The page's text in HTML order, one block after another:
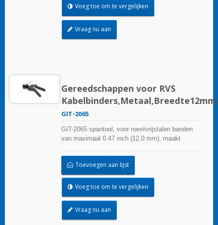
antislip, gevoerde handgrepen voor comfort en
Voeg toe om te vergelijken
Vraag nu aan
Gereedschappen voor RVS
GIT-2065
GIT-2065 spantool, voor roestvrijstalen banden
van maximaal 0.47 inch (12.0 mm), maakt
spannen en roestvrijstalen banden af te
snijden.Spanningstools bieden consistent
gebruik over vele cycli en ergonomische,
antislip, gevoerde handgrepen voor comfort en
Toevoegen aan lijst
Voeg toe om te vergelijken
Vraag nu aan